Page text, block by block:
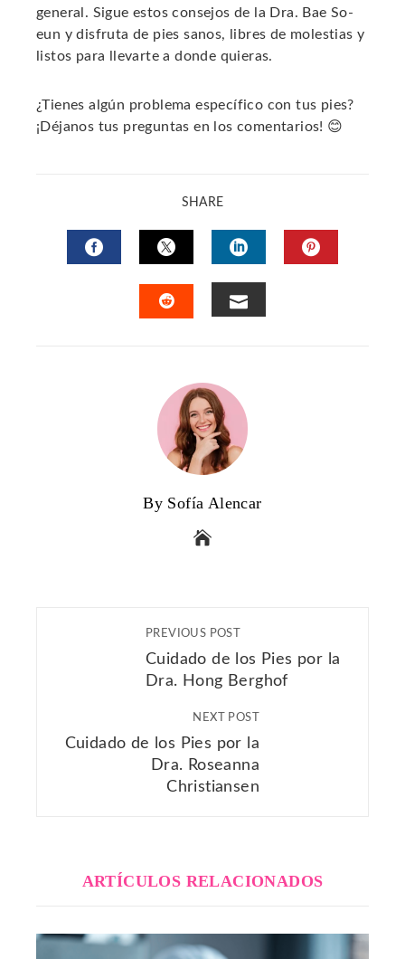
general. Sigue estos consejos de la Dra. Bae So-
eun y disfruta de pies sanos, libres de molestias y
listos para llevarte a donde quieras.
¿Tienes algún problema específico con tus pies?
¡Déjanos tus preguntas en los comentarios! 😊
SHARE
FACEBOOKTWITTERLINKEDIN
By Sofía Alencar
PREVIOUS POST
Cuidado de los Pies por la
Dra. Hong Berghof
NEXT POST
Cuidado de los Pies por la
Dra. Roseanna
Christiansen
ARTÍCULOS RELACIONADOS